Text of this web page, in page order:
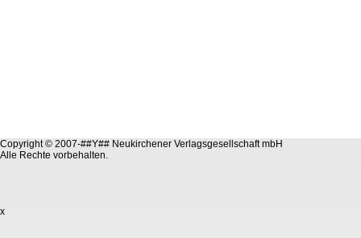
Copyright © 2007-##Y## Neukirchener Verlagsgesellschaft mbH
Alle Rechte vorbehalten.
x